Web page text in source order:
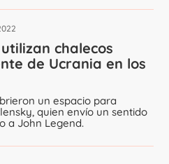
chalecos
de Ucrania en los
un espacio para
quien envío un sentido
a John Legend.